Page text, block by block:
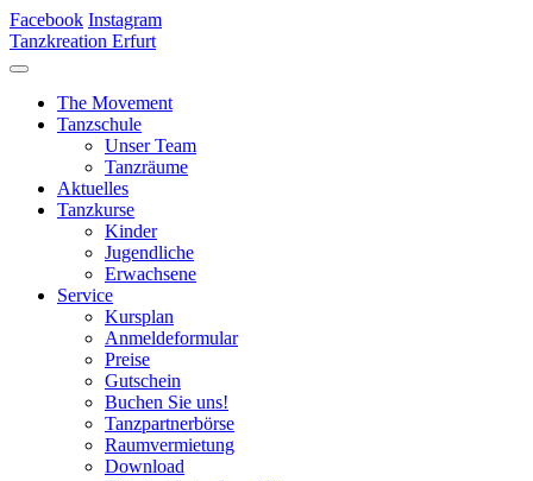
Facebook Instagram
Tanzkreation Erfurt
The Movement
Tanzschule
Unser Team
Tanzräume
Aktuelles
Tanzkurse
Kinder
Jugendliche
Erwachsene
Service
Kursplan
Anmeldeformular
Preise
Gutschein
Buchen Sie uns!
Tanzpartnerbörse
Raumvermietung
Download